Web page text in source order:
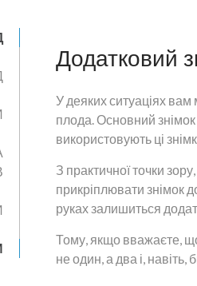
Додатковий
У деяких ситуаціях вам
плода. Основний
використовують ці
З практичної точки
прикріплювати знімок
руках залишиться
Тому, якщо вважаєте,
не один, а два і, навіть,